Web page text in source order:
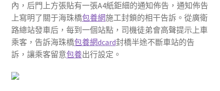
內，后門上方張貼有一張A4紙鉅細的通知佈告，通知佈告
上寫明了關于海珠橋包養網施工封鎖的相干告訴。從廣衛
路總站發車后，每到一個站點，司機徒弟會高聲提示上車
乘客，告訴海珠橋包養網dcard封橋半途不斷車站的告
訴，讓乘客留意包養出行設定。